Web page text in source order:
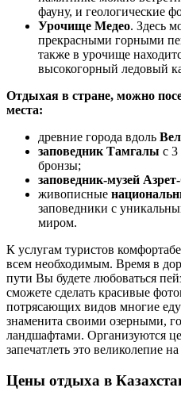
фауну, и геологические
Урочище Медео. Здесь
прекрасными горными
также в урочище
высокогорный ледовый
Отдыхая в стране, можно
места:
древние города вдоль
заповедник Тамгалы с 3
бронзы;
заповедник-музей
живописные
заповедники с
миром.
К услугам туристов
всем необходимым. Время в
пути Вы будете любоваться
сможете сделать красивые
потрясающих видов многие
знаменита своими озерными,
ландшафтами. Организуются
запечатлеть это великолепие
Цены отдыха в